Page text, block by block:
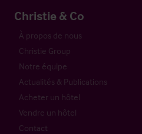
Christie & Co
À propos de nous
Christie Group
Notre équipe
Actualités & Publications
Acheter un hôtel
Vendre un hôtel
Contact